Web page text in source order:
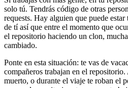
solo tú. Tendrás código de otras
requests. Hay alguien que puede
de tí así que entre el momento que
el repositorio haciendo un clon,
cambiado.
Ponte en esta situación: te vas de
compañeros trabajan en el
muerto, o durante el viaje te roban el